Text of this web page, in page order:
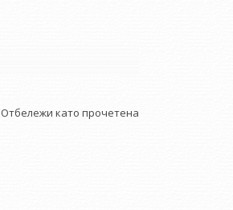
Отбележи като прочетена